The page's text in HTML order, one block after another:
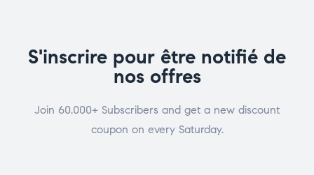
S'inscrire pour être notifié de
nos offres
Join 60.000+ Subscribers and get a new discount
coupon on every Saturday.